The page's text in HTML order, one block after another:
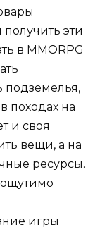
эти
в MMORPG
подземелья,
походах на
и своя
вещи, а на
ресурсы.
игры